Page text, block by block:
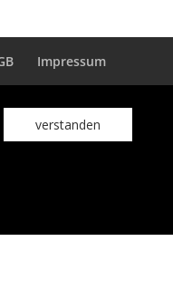
Impressum
verstanden